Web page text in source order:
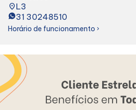
Lojas
Programa de benefícios
placeL3
31 30248510
Horário de funcionamento chevron_right